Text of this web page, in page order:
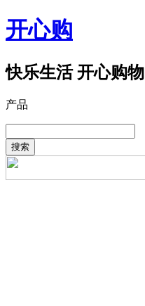
开心购
快乐生活 开心购物
产品
搜索